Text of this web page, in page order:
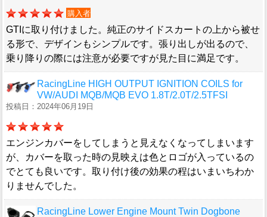
購入者
GTIに取り付けました。純正のサイドスカートの上から被せ
る形で、デザインもシンプルです。張り出しが出るので、
乗り降りの際には注意が必要ですが見た目に満足です。
RacingLine HIGH OUTPUT IGNITION COILS for
VW/AUDI MQB/MQB EVO 1.8T/2.0T/2.5TFSI
投稿日：2024年06月19日
エンジンカバーをしてしまうと見えなくなってしまいます
が、カバーを取った時の見映えは色とロゴが入っているの
でとても良いです。取り付け後の効果の程はいまいちわか
りませんでした。
RacingLine Lower Engine Mount Twin Dogbone